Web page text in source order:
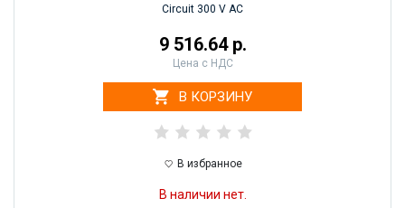
Circuit 300 V AC
9 516.64 р.
Цена с НДС
В КОРЗИНУ
В избранное
В наличии нет.